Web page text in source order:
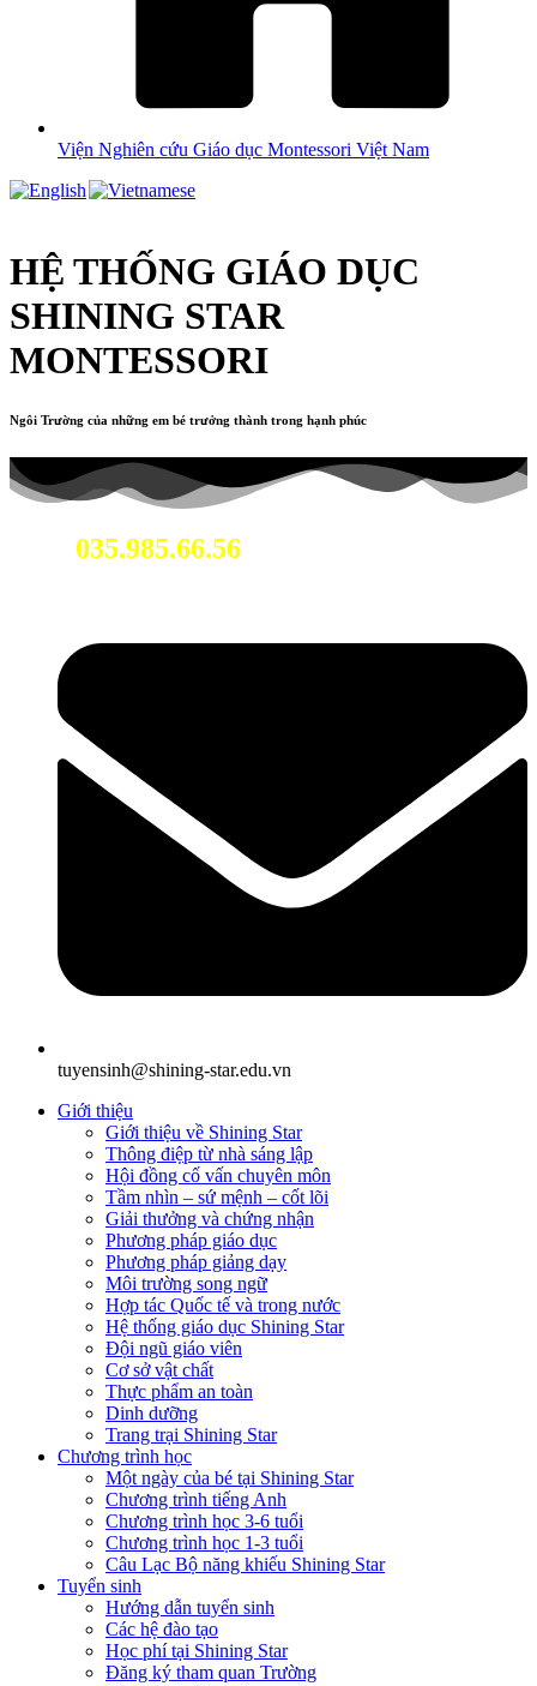
Viện Nghiên cứu Giáo dục Montessori Việt Nam
HỆ THỐNG GIÁO DỤC
SHINING STAR
MONTESSORI
Ngôi Trường của những em bé trưởng thành trong hạnh phúc
035.985.66.56
tuyensinh@shining-star.edu.vn
Giới thiệu
Giới thiệu về Shining Star
Thông điệp từ nhà sáng lập
Hội đồng cố vấn chuyên môn
Tầm nhìn – sứ mệnh – cốt lõi
Giải thưởng và chứng nhận
Phương pháp giáo dục
Phương pháp giảng dạy
Môi trường song ngữ
Hợp tác Quốc tế và trong nước
Hệ thống giáo dục Shining Star
Đội ngũ giáo viên
Cơ sở vật chất
Thực phẩm an toàn
Dinh dưỡng
Trang trại Shining Star
Chương trình học
Một ngày của bé tại Shining Star
Chương trình tiếng Anh
Chương trình học 3-6 tuổi
Chương trình học 1-3 tuổi
Câu Lạc Bộ năng khiếu Shining Star
Tuyển sinh
Hướng dẫn tuyển sinh
Các hệ đào tạo
Học phí tại Shining Star
Đăng ký tham quan Trường